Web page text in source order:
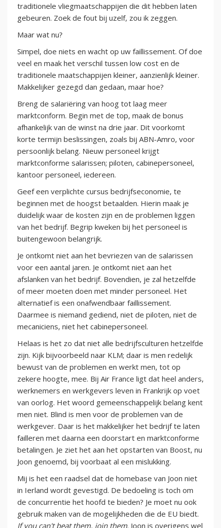
traditionele vliegmaatschappijen die dit hebben laten
gebeuren. Zoek de fout bij uzelf, zou ik zeggen.
Maar wat nu?
Simpel, doe niets en wacht op uw faillissement. Of doe
veel en maak het verschil tussen low cost en de
traditionele maatschappijen kleiner, aanzienlijk kleiner.
Makkelijker gezegd dan gedaan, maar hoe?
Breng de salariëring van hoog tot laag meer
marktconform. Begin met de top, maak de bonus
afhankelijk van de winst na drie jaar. Dit voorkomt
korte termijn beslissingen, zoals bij ABN-Amro, voor
persoonlijk belang. Nieuw personeel krijgt
marktconforme salarissen; piloten, cabinepersoneel,
kantoor personeel, iedereen.
Geef een verplichte cursus bedrijfseconomie, te
beginnen met de hoogst betaalden. Hierin maak je
duidelijk waar de kosten zijn en de problemen liggen
van het bedrijf. Begrip kweken bij het personeel is
buitengewoon belangrijk.
Je ontkomt niet aan het bevriezen van de salarissen
voor een aantal jaren. Je ontkomt niet aan het
afslanken van het bedrijf. Bovendien, je zal hetzelfde
of meer moeten doen met minder personeel. Het
alternatief is een onafwendbaar faillissement.
Daarmee is niemand gediend, niet de piloten, niet de
mecaniciens, niet het cabinepersoneel.
Helaas is het zo dat niet alle bedrijfsculturen hetzelfde
zijn. Kijk bijvoorbeeld naar KLM; daar is men redelijk
bewust van de problemen en werkt men, tot op
zekere hoogte, mee. Bij Air France ligt dat heel anders,
werknemers en werkgevers leven in Frankrijk op voet
van oorlog. Het woord gemeenschappelijk belang kent
men niet. Blind is men voor de problemen van de
werkgever. Daar is het makkelijker het bedrijf te laten
failleren met daarna een doorstart en marktconforme
betalingen. Je ziet het aan het opstarten van Boost, nu
Joon genoemd, bij voorbaat al een mislukking.
Mij is het een raadsel dat de homebase van Joon niet
in Ierland wordt gevestigd. De bedoeling is toch om
de concurrentie het hoofd te bieden? Je moet nu ook
gebruik maken van de mogelijkheden die de EU biedt.
If you can't beat them, join them. Joon is overigens wel